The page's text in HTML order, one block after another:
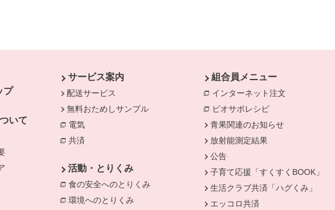
プ
いて
別のウィンドウで開きます。
サービス案内
配送サービス
無料おためしサンプル
電気
共済
活動・とりくみ
食の安全へのとりくみ 別のウィンドウで開きます。
環境へのとりくみ 別のウィンドウで開きます。
組合員メニュー
インターネット注文
ビオサポレシピ
青果関連のお知らせ
放射能測定結果
公告
子育て応援「すくすくBOOK」
生活クラブ共済「ハグくみ」
エッコロ共済